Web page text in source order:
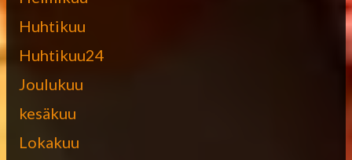
Huhtikuu
Huhtikuu24
Joulukuu
kesäkuu
Lokakuu